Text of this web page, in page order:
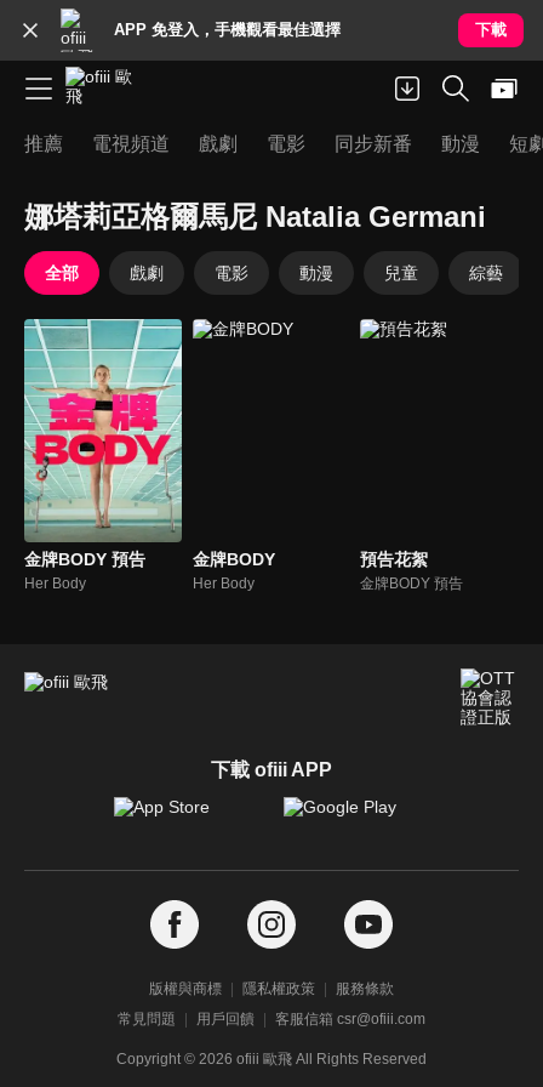
APP 免登入，手機觀看最佳選擇 下載
推薦 電視頻道 戲劇 電影 同步新番 動漫 短
娜塔莉亞格爾馬尼 Natalia Germani
全部 戲劇 電影 動漫 兒童 綜藝
金牌BODY 預告
Her Body
金牌BODY
Her Body
預告花絮
金牌BODY 預告
下載 ofiii APP
版權與商標 隱私權政策
服務條款
常見問題
用戶回饋 客服信箱 csr@ofiii.com
Copyright © 2026 ofiii 歐飛 All Rights Reserved